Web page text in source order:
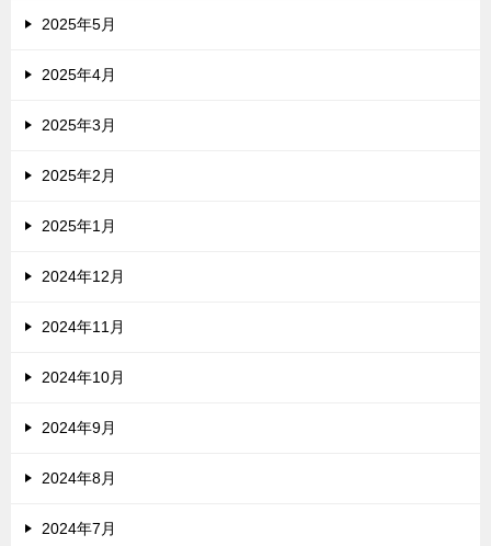
2025年5月
2025年4月
2025年3月
2025年2月
2025年1月
2024年12月
2024年11月
2024年10月
2024年9月
2024年8月
2024年7月